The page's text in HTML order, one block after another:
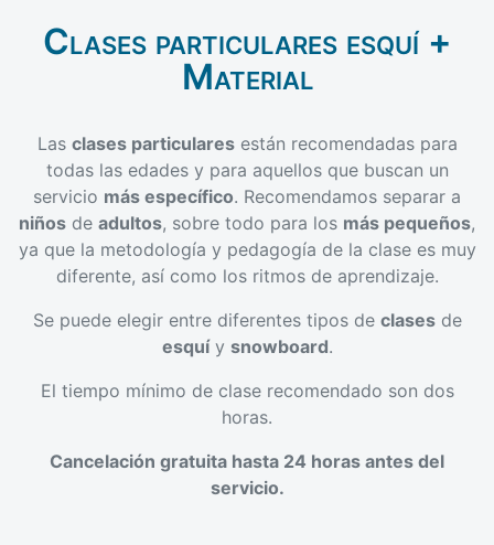
Clases particulares esquí +
Material
Las clases particularesestán recomendadas para
todas las edades y para aquellos que buscan un
servicio más específico. Recomendamos separar a
niños de adultos, sobre todo para los más pequeños,
ya que la metodología y pedagogía de la clase es muy
diferente, así como los ritmos de aprendizaje.
Se puede elegir entre diferentes tipos de clasesde
esquíy snowboard.
El tiempo mínimo de clase recomendado son dos
horas.
Cancelación gratuita hasta 24 horas antes del
servicio.